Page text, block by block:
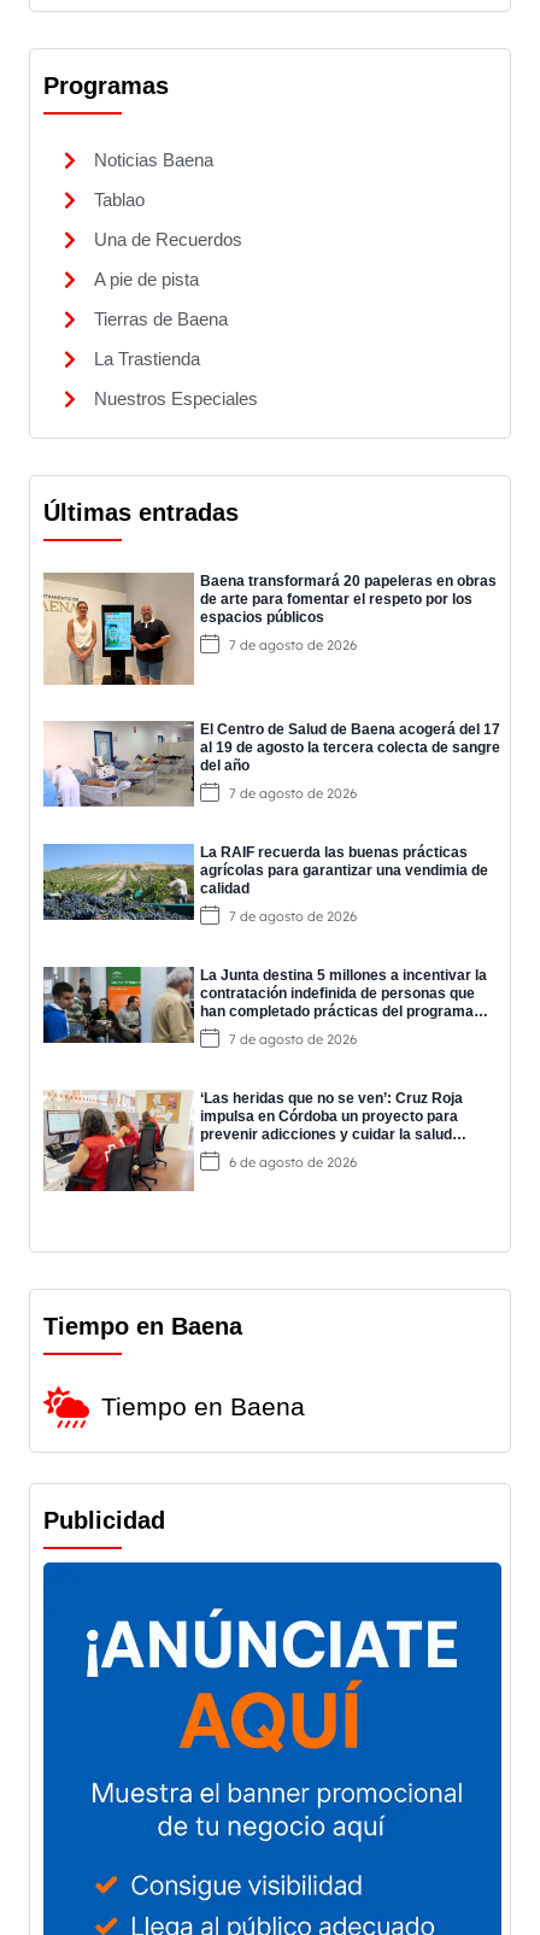
Programas
Noticias Baena
Tablao
Una de Recuerdos
A pie de pista
Tierras de Baena
La Trastienda
Nuestros Especiales
Últimas entradas
Baena transformará 20 papeleras en obras
de arte para fomentar el respeto por los
espacios públicos
7 de agosto de 2026
El Centro de Salud de Baena acogerá del 17
al 19 de agosto la tercera colecta de sangre
del año
7 de agosto de 2026
La RAIF recuerda las buenas prácticas
agrícolas para garantizar una vendimia de
calidad
7 de agosto de 2026
La Junta destina 5 millones a incentivar la
contratación indefinida de personas que
han completado prácticas del programa
EPES
7 de agosto de 2026
‘Las heridas que no se ven’: Cruz Roja
impulsa en Córdoba un proyecto para
prevenir adicciones y cuidar la salud
mental
6 de agosto de 2026
Tiempo en Baena
Tiempo en Baena
Publicidad